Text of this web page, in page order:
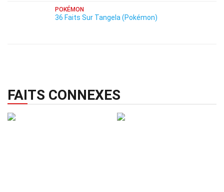
POKÉMON
36 Faits Sur Tangela (Pokémon)
FAITS CONNEXES